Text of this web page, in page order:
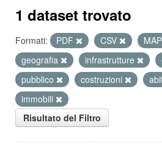
1 dataset trovato
Formati: PDF CSV
geografia
infrastrutture
pubblico
costruzioni
immobili
Risultato del Filtro